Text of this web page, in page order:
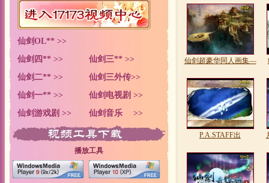
仙剑OL** >>
仙剑四** >>
仙剑三** >>
仙剑二** >>
仙剑三外传>>
仙剑一** >>
仙剑电视剧 >>
仙剑游戏剧 >>
仙剑音乐 >>
播放工具
仙剑超豪华同人画集—
P.A.STAFF出